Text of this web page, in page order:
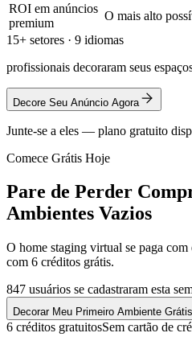
ROI em anúncios
premium
O mais alto
15+ setores · 9 idiomas
profissionais decoraram seus
Decore Seu Anúncio Agora
Junte-se a eles — plano gratuito
Comece Grátis Hoje
Pare de Perder
Ambientes Vazios
O home staging virtual se paga
com 6 créditos grátis.
847 usuários se cadastraram esta
Decorar Meu Primeiro Ambiente Grátis
6 créditos gratuitosSem cartão de